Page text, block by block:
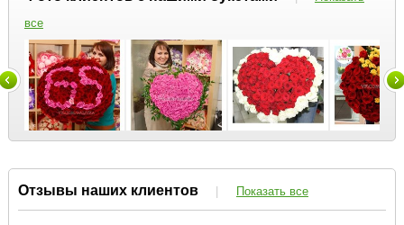
все
Отзывы наших клиентов | Показать все